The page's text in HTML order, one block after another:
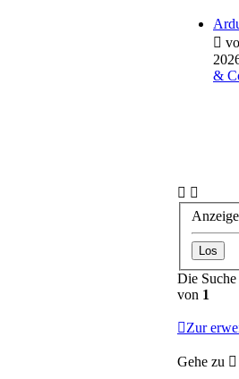
&
Die Suche
von 1
Zur
Gehe zu